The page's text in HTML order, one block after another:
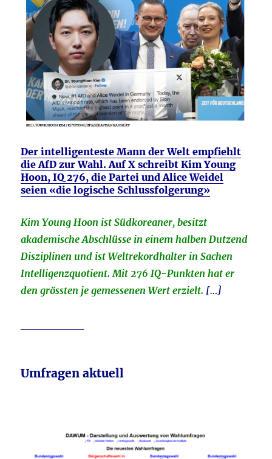
Der intelligenteste Mann der Welt empfiehlt
die AfD zur Wahl. Auf X schreibt Kim Young
Hoon, IQ 276, die Partei und Alice Weidel
seien «die logische Schlussfolgerung»
Kim Young Hoon ist Südkoreaner, besitzt
akademische Abschlüsse in einem halben Dutzend
Disziplinen und ist Weltrekordhalter in Sachen
Intelligenzquotient. Mit 276 IQ-Punkten hat er
den grössten je gemessenen Wert erzielt. […]
Umfragen aktuell